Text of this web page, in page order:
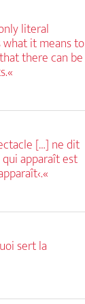
literal
it means to
there can be
[…] ne dit
apparaît est
sert la